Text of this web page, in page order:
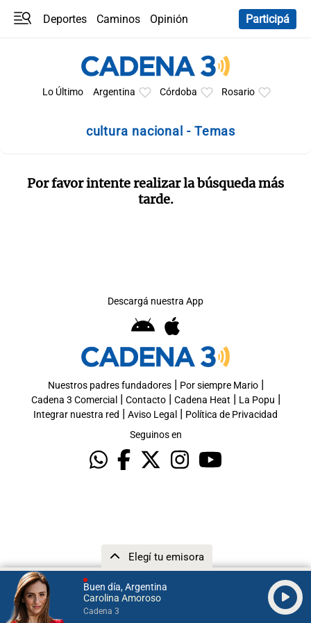
Buen día, Argentina
Carolina Amoroso
Cadena 3
Elegí tu emisora
Deportes Caminos
Opinión
Participá
Lo Último Argentina Córdoba Rosario
cultura nacional - Temas
Por favor intente realizar la búsqueda más
tarde.
Descargá nuestra App
Nuestros padres fundadores| Por siempre Mario|
Cadena 3 Comercial | Contacto| Cadena Heat | La Popu |
Integrar nuestra red | Aviso Legal | Política de Privacidad
Seguinos en